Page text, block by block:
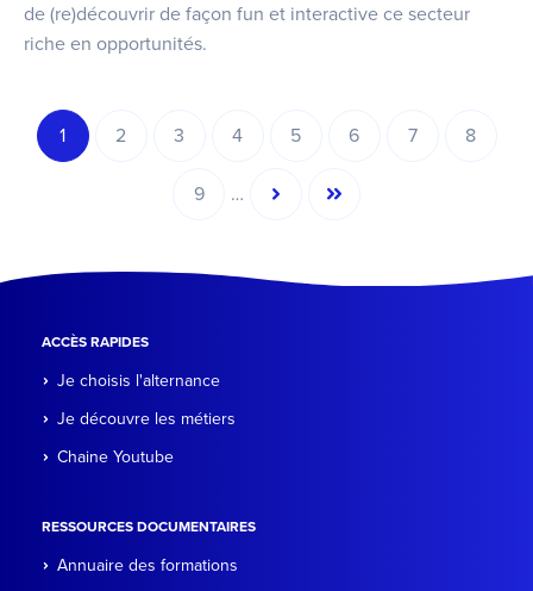
de (re)découvrir de façon fun et interactive ce secteur
riche en opportunités.
Pagination
Page
1 Page
2 Page
3 Page
4 Page
5 Page
6 Page
7 Page
8
Page
9 …
Page
Dernière
ACCÈS RAPIDES
Je choisis l'alternance
Je découvre les métiers
Chaine Youtube
RESSOURCES DOCUMENTAIRES
Annuaire des formations